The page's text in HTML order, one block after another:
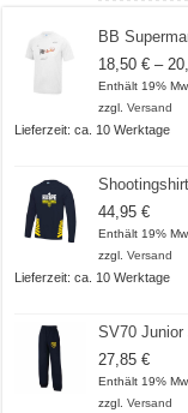
BB
18,50€ –
Enthält 19%
zzgl.Versand
Lieferzeit: ca. 10 Werktage
44,95€
Enthält 19%
zzgl.Versand
Lieferzeit: ca. 10 Werktage
SV70 Junior
27,85€
Enthält 19%
zzgl.Versand